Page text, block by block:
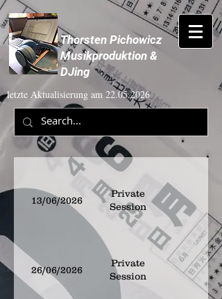
Thorsten Pichowicz
Musikproduktion &
DJing
letzte Aktualisierung am 22.05.2026
13/06/2026
Private
Session
26/06/2026
Private
Session